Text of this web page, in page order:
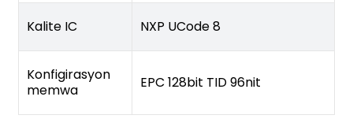
Kalite IC NXP UCode 8
Konfigirasyon
memwa
EPC 128bit TID 96nit